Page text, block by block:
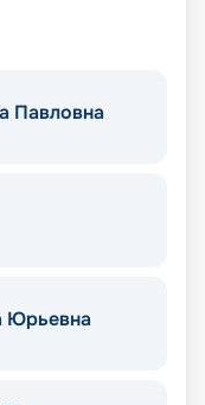
Павловна
Юрьевна